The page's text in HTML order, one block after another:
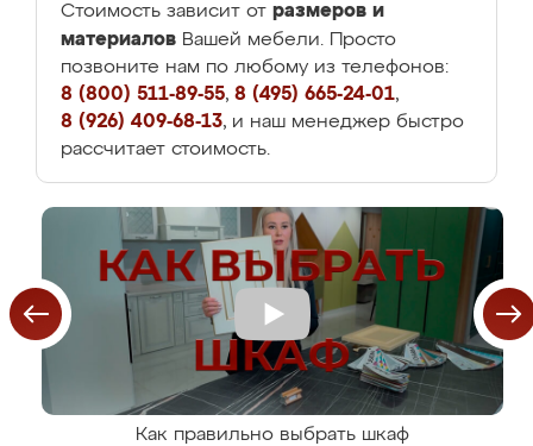
Стоимость зависит от размеров и
материалов Вашей мебели. Просто
позвоните нам по любому из телефонов:
8 (800) 511-89-55, 8 (495) 665-24-01,
8 (926) 409-68-13, и наш менеджер быстро
рассчитает стоимость.
Как правильно выбрать шкаф